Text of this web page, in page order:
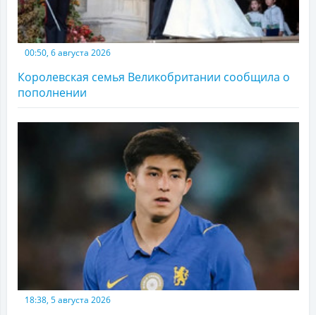
00:50, 6 августа 2026
Королевская семья Великобритании сообщила о
пополнении
18:38, 5 августа 2026